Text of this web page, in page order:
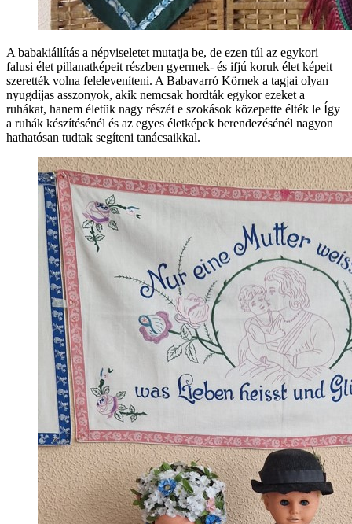
A babakiállítás a népviseletet mutatja be, de ezen túl az egykori
falusi élet pillanatképeit részben gyermek- és ifjú koruk élet képeit
szerették volna feleleveníteni. A Babavarró Körnek a tagjai olyan
nyugdíjas asszonyok, akik nemcsak hordták egykor ezeket a
ruhákat, hanem életük nagy részét e szokások közepette élték le Így
a ruhák készítésénél és az egyes életképek berendezésénél nagyon
hathatósan tudtak segíteni tanácsaikkal.